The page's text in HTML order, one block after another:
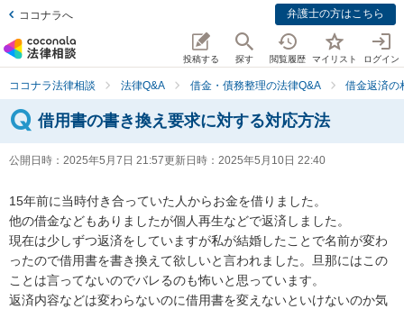
ココナラへ 弁護士の方はこちら
投稿する 探す 閲覧履歴 マイリスト ログイン
ココナラ法律相談 法律Q&A 借金・債務整理の法律Q&A 借金返済の
借用書の書き換え要求に対する対応方法
公開日時： 2025年5月7日 21:57更新日時： 2025年5月10日 22:40
15年前に当時付き合っていた人からお金を借りました。
他の借金などもありましたが個人再生などで返済しました。
現在は少しずつ返済をしていますが私が結婚したことで名前が変わ
ったので借用書を書き換えて欲しいと言われました。旦那にはこの
ことは言ってないのでバレるのも怖いと思っています。
返済内容などは変わらないのに借用書を変えないといけないのか気